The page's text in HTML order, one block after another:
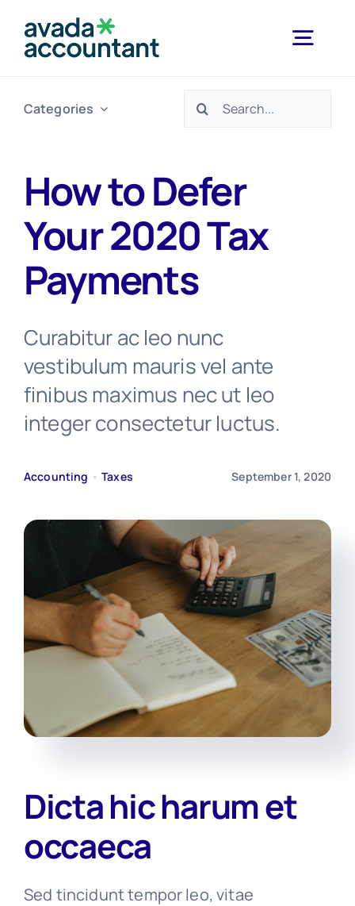
Home
Industries
Resources
About Us
News
Categories
Search
How to Defer
Your 2020 Tax
Payments
Curabitur ac leo nunc
vestibulum mauris vel ante
finibus maximus nec ut leo
integer consectetur luctus.
Accounting •Taxes September 1, 2020
Dicta hic harum et
occaeca
Sed tincidunt tempor leo, vitae